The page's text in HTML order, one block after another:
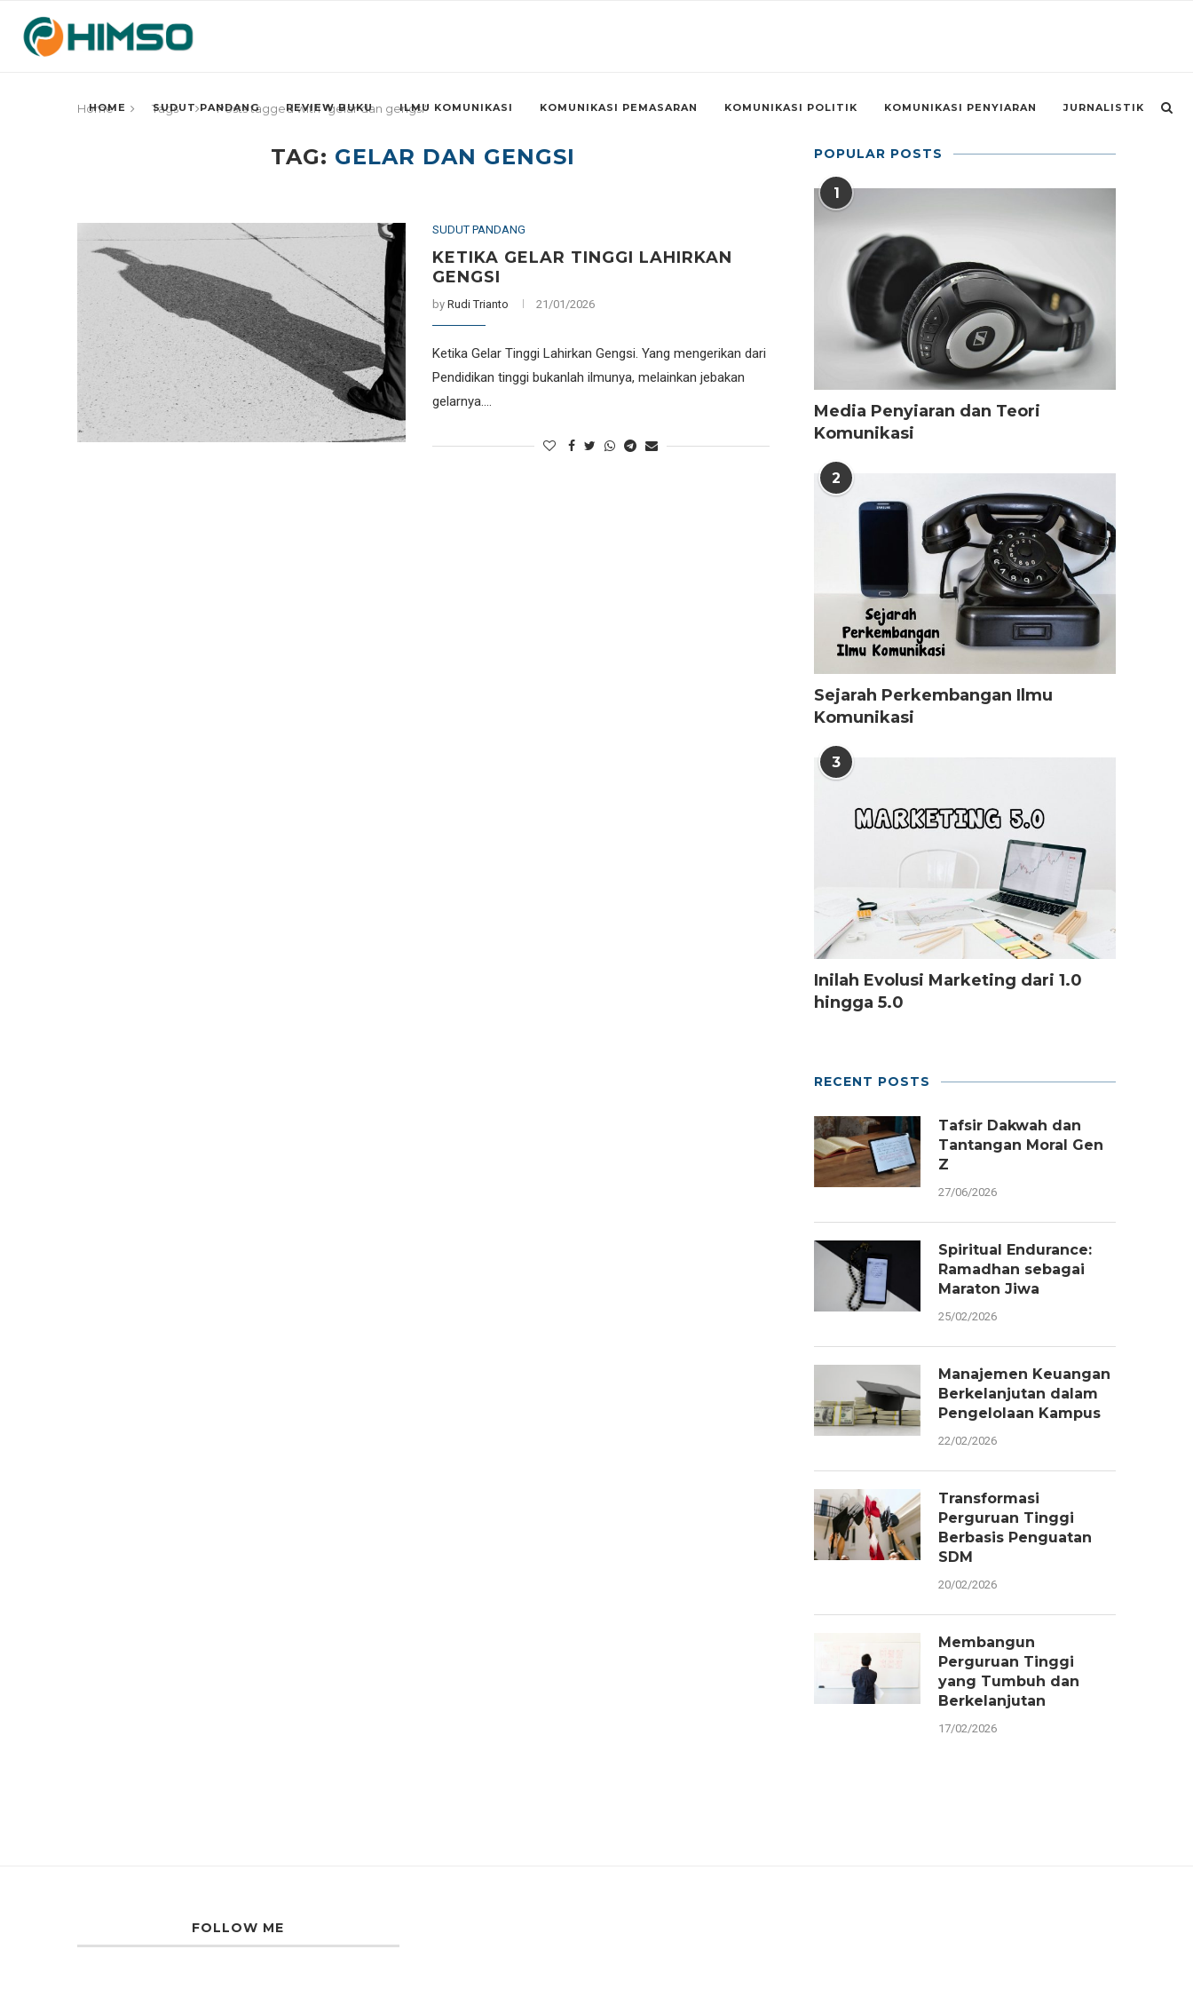
HOME SUDUT PANDANG REVIEW BUKU ILMU KOMUNIKASI KOMUNIKASI PEMASARAN KOMUNIKASI POLITIK KOMUNIKASI PENYIARAN JURNALISTIK
Home Tags Posts tagged with "gelar dan gengsi"
TAG: GELAR DAN GENGSI
SUDUT PANDANG
KETIKA GELAR TINGGI LAHIRKAN
GENGSI
by Rudi Trianto 21/01/2026
Ketika Gelar Tinggi Lahirkan Gengsi. Yang mengerikan dari
Pendidikan tinggi bukanlah ilmunya, melainkan jebakan
gelarnya.…
POPULAR POSTS
1
Media Penyiaran dan Teori
Komunikasi
2
Sejarah Perkembangan Ilmu
Komunikasi
3
Inilah Evolusi Marketing dari 1.0
hingga 5.0
RECENT POSTS
Tafsir Dakwah dan
Tantangan Moral Gen
Z
27/06/2026
Spiritual Endurance:
Ramadhan sebagai
Maraton Jiwa
25/02/2026
Manajemen Keuangan
Berkelanjutan dalam
Pengelolaan Kampus
22/02/2026
Transformasi
Perguruan Tinggi
Berbasis Penguatan
SDM
20/02/2026
Membangun
Perguruan Tinggi
yang Tumbuh dan
Berkelanjutan
17/02/2026
FOLLOW ME